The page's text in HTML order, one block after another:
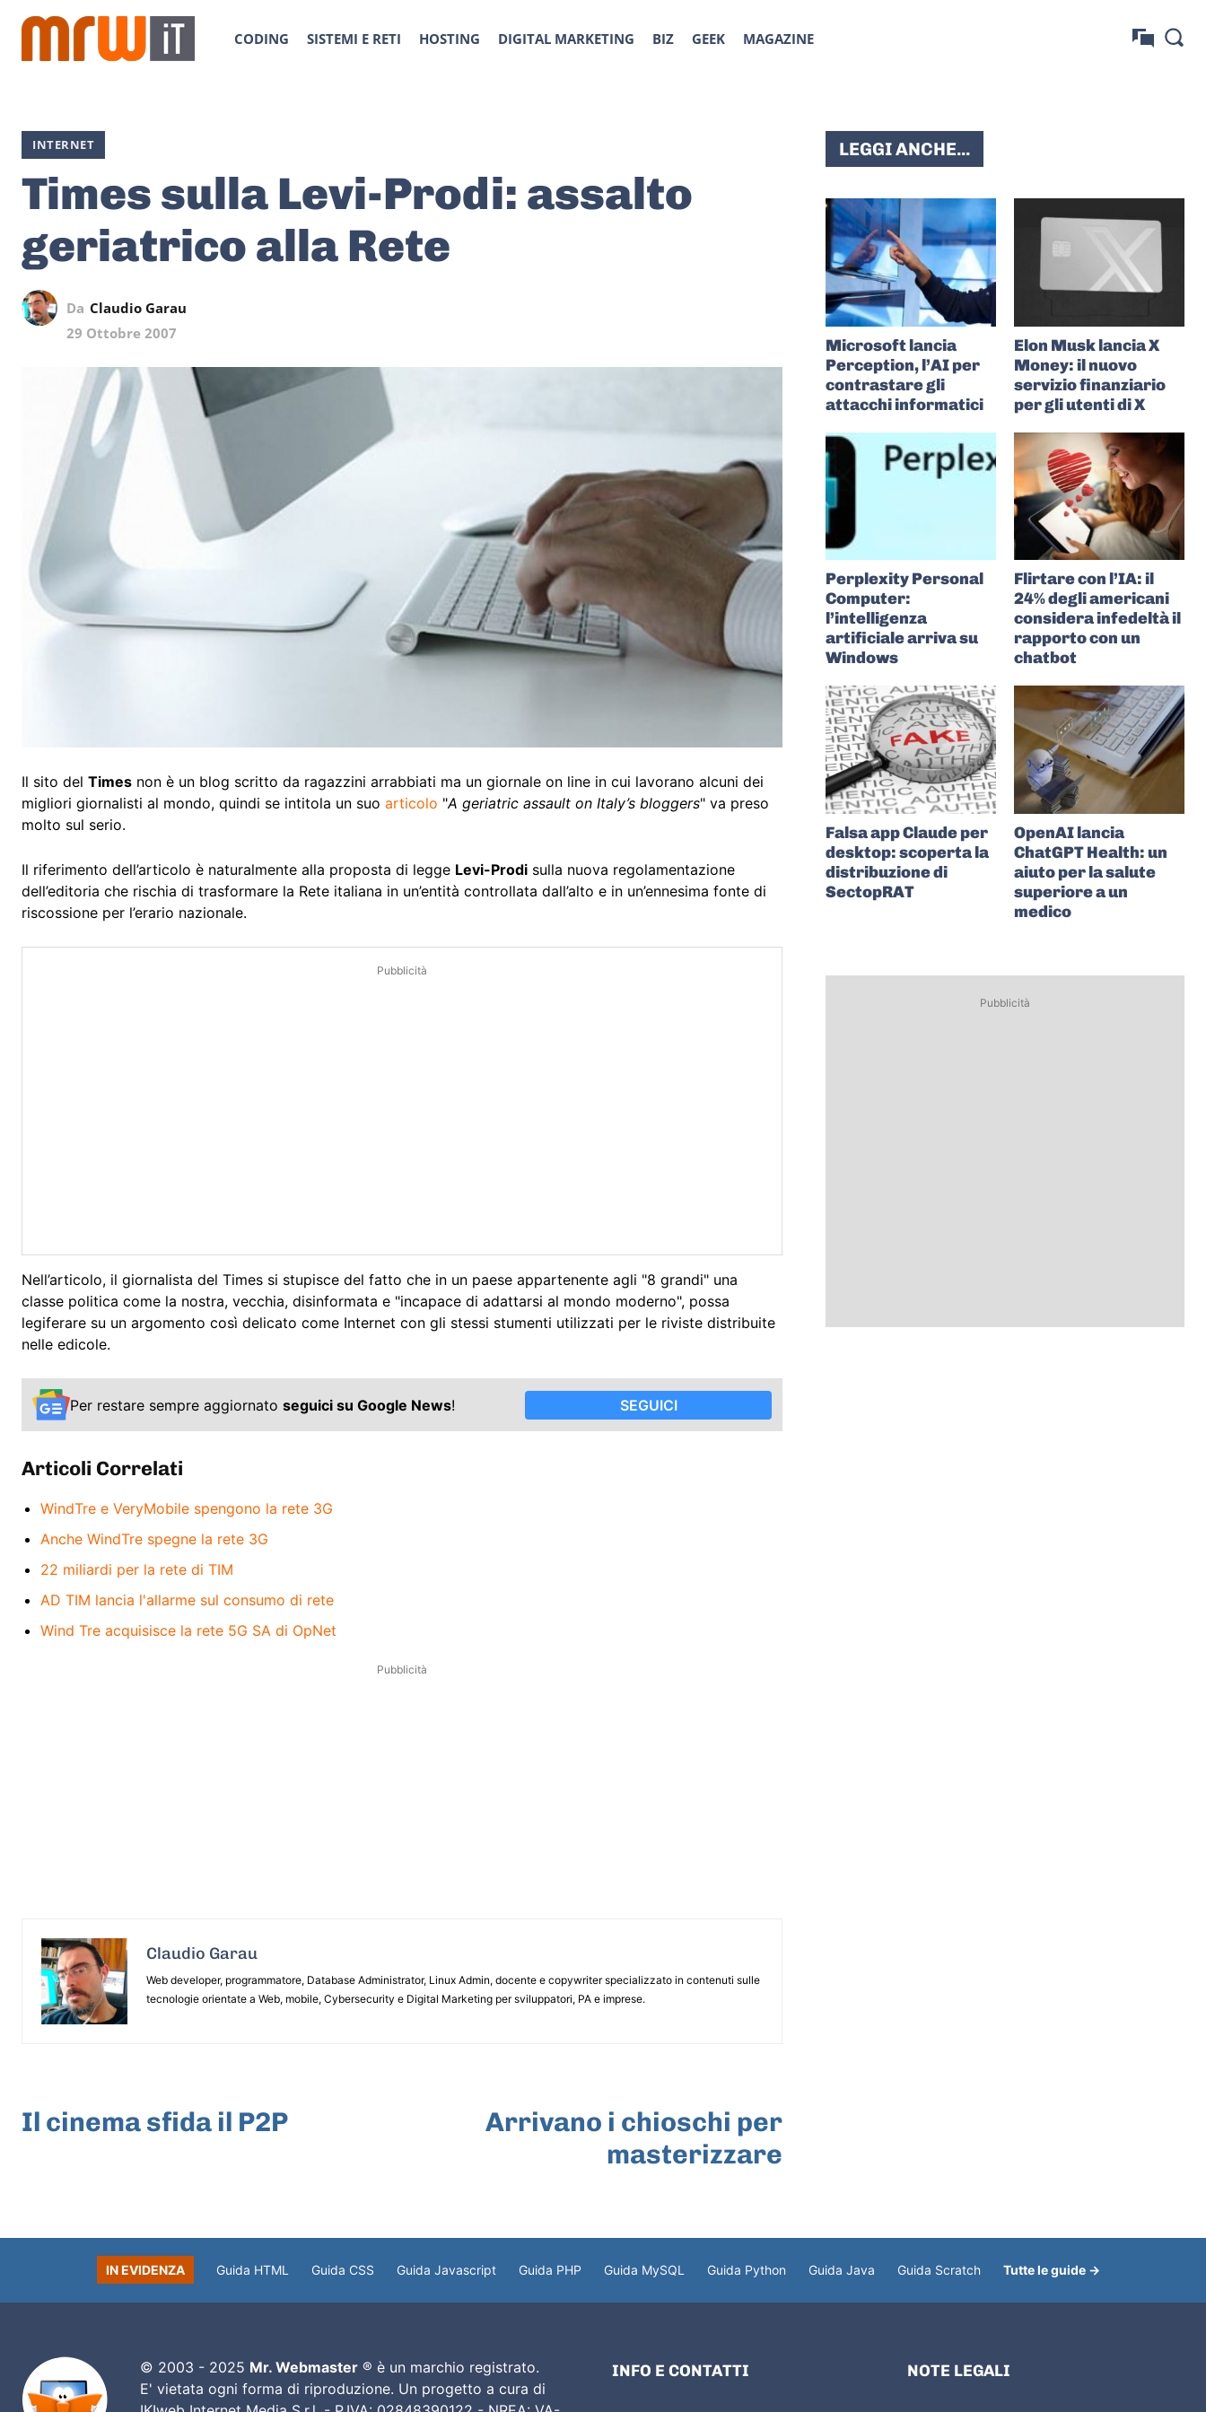
CODING SISTEMI E RETI HOSTING DIGITAL MARKETING BIZ GEEK MAGAZINE
INTERNET
Times sulla Levi-Prodi: assalto
geriatrico alla Rete
Da Claudio Garau
29 Ottobre 2007
Il sito del Times non è un blog scritto da ragazzini arrabbiati ma un giornale on line in cui lavorano alcuni dei
migliori giornalisti al mondo, quindi se intitola un suo articolo "A geriatric assault on Italy’s bloggers" va preso
molto sul serio.
Il riferimento dell’articolo è naturalmente alla proposta di legge Levi-Prodi sulla nuova regolamentazione
dell’editoria che rischia di trasformare la Rete italiana in un’entità controllata dall’alto e in un’ennesima fonte di
riscossione per l’erario nazionale.
Pubblicità
Nell’articolo, il giornalista del Times si stupisce del fatto che in un paese appartenente agli "8 grandi" una
classe politica come la nostra, vecchia, disinformata e "incapace di adattarsi al mondo moderno", possa
legiferare su un argomento così delicato come Internet con gli stessi stumenti utilizzati per le riviste distribuite
nelle edicole.
Per restare sempre aggiornato seguici su Google News! SEGUICI
Articoli Correlati
WindTre e VeryMobile spengono la rete 3G
Anche WindTre spegne la rete 3G
22 miliardi per la rete di TIM
AD TIM lancia l'allarme sul consumo di rete
Wind Tre acquisisce la rete 5G SA di OpNet
Pubblicità
Claudio Garau
Web developer, programmatore, Database Administrator, Linux Admin, docente e copywriter specializzato in contenuti sulle
tecnologie orientate a Web, mobile, Cybersecurity e Digital Marketing per sviluppatori, PA e imprese.
Il cinema sfida il P2P
Arrivano i chioschi per
masterizzare
LEGGI ANCHE...
Microsoft lancia
Perception, l’AI per
contrastare gli
attacchi informatici
Elon Musk lancia X
Money: il nuovo
servizio finanziario
per gli utenti di X
Perplexity Personal
Computer:
l’intelligenza
artificiale arriva su
Windows
Flirtare con l’IA: il
24% degli americani
considera infedeltà il
rapporto con un
chatbot
Falsa app Claude per
desktop: scoperta la
distribuzione di
SectopRAT
OpenAI lancia
ChatGPT Health: un
aiuto per la salute
superiore a un
medico
Pubblicità
IN EVIDENZA Guida HTML Guida CSS Guida Javascript Guida PHP Guida MySQL Guida Python Guida Java Guida Scratch Tutte le guide →
© 2003 - 2025 Mr. Webmaster® è un marchio registrato.
E' vietata ogni forma di riproduzione. Un progetto a cura di
INFO E CONTATTI NOTE LEGALI